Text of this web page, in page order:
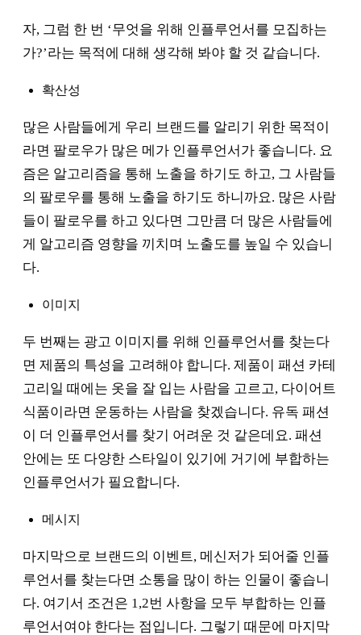
자, 그럼 한 번 ‘무엇을 위해 인플루언서를 모집하는
가?’라는 목적에 대해 생각해 봐야 할 것 같습니다.
확산성
많은 사람들에게 우리 브랜드를 알리기 위한 목적이
라면 팔로우가 많은 메가 인플루언서가 좋습니다. 요
즘은 알고리즘을 통해 노출을 하기도 하고, 그 사람들
의 팔로우를 통해 노출을 하기도 하니까요. 많은 사람
들이 팔로우를 하고 있다면 그만큼 더 많은 사람들에
게 알고리즘 영향을 끼치며 노출도를 높일 수 있습니
다.
이미지
두 번째는 광고 이미지를 위해 인플루언서를 찾는다
면 제품의 특성을 고려해야 합니다. 제품이 패션 카테
고리일 때에는 옷을 잘 입는 사람을 고르고, 다이어트
식품이라면 운동하는 사람을 찾겠습니다. 유독 패션
이 더 인플루언서를 찾기 어려운 것 같은데요. 패션
안에는 또 다양한 스타일이 있기에 거기에 부합하는
인플루언서가 필요합니다.
메시지
마지막으로 브랜드의 이벤트, 메신저가 되어줄 인플
루언서를 찾는다면 소통을 많이 하는 인물이 좋습니
다. 여기서 조건은 1,2번 사항을 모두 부합하는 인플
루언서여야 한다는 점입니다. 그렇기 때문에 마지막